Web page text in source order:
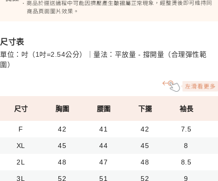
尺寸表
單位：吋（1吋=2.54公分）｜量法：平放量 - 撐開量（合理彈性範
圍）
尺寸 胸圍 腰圍 下擺 袖長
F 42 41 42 7.5
XL 45 44 45 8
2L 48 47 48 8.5
3L 52 51 52 9